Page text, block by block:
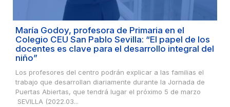
María Godoy, profesora de Primaria en el
Colegio CEU San Pablo Sevilla: “El papel de los
docentes es clave para el desarrollo integral del
niño”
Los profesores del centro podrán explicar a las familias el
trabajo que desarrollan diariamente durante la Jornada de
Puertas Abiertas, que tendrá lugar el próximo 5 de marzo
SEVILLA (2022.03...